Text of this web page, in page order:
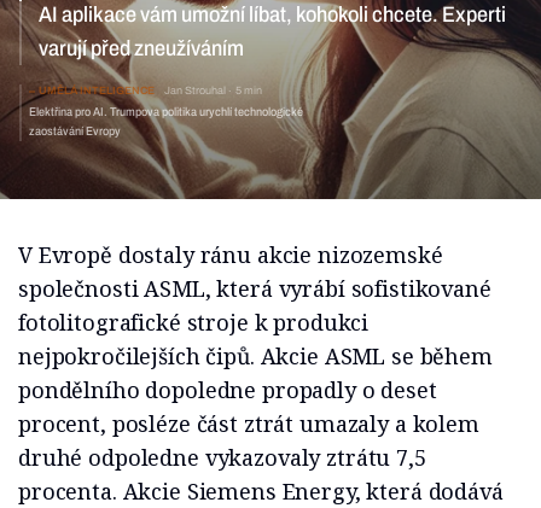
AI aplikace vám umožní líbat, kohokoli chcete. Experti
varují před zneužíváním
UMĚLÁ INTELIGENCE Jan Strouhal 5 min
Elektřina pro AI. Trumpova politika urychlí technologické
zaostávání Evropy
V Evropě dostaly ránu akcie nizozemské
společnosti ASML, která vyrábí sofistikované
fotolitografické stroje k produkci
nejpokročilejších čipů. Akcie ASML se během
pondělního dopoledne propadly o deset
procent, posléze část ztrát umazaly a kolem
druhé odpoledne vykazovaly ztrátu 7,5
procenta. Akcie Siemens Energy, která dodává